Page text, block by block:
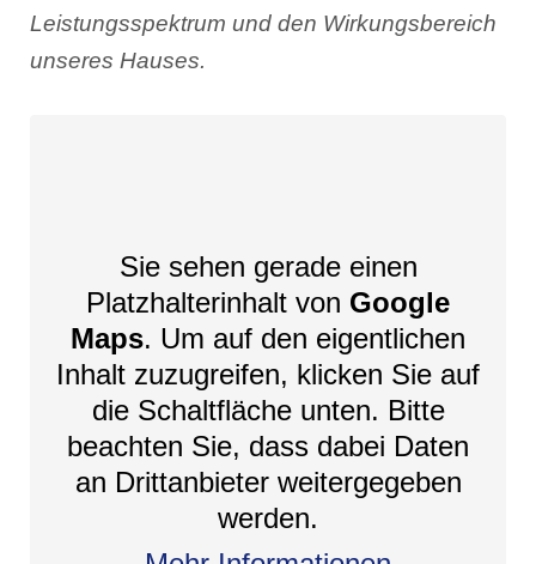
Leistungsspektrum und den Wirkungsbereich
unseres Hauses.
Sie sehen gerade einen
Platzhalterinhalt von Google
Maps. Um auf den eigentlichen
Inhalt zuzugreifen, klicken Sie auf
die Schaltfläche unten. Bitte
beachten Sie, dass dabei Daten
an Drittanbieter weitergegeben
werden.